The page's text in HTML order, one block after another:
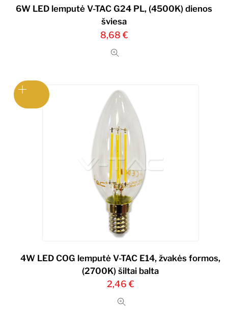
6W LED lemputė V-TAC G24 PL, (4500K) dienos
šviesa
8,68 €
4W LED COG lemputė V-TAC E14, žvakės formos,
(2700K) šiltai balta
2,46 €